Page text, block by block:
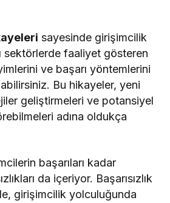
sayesinde girişimcilik
sektörlerde faaliyet gösteren
ve başarı yöntemlerini
Bu hikayeler, yeni
geliştirmeleri ve potansiyel
adına oldukça
başarıları kadar
da içeriyor. Başarısızlık
girişimcilik yolculuğunda